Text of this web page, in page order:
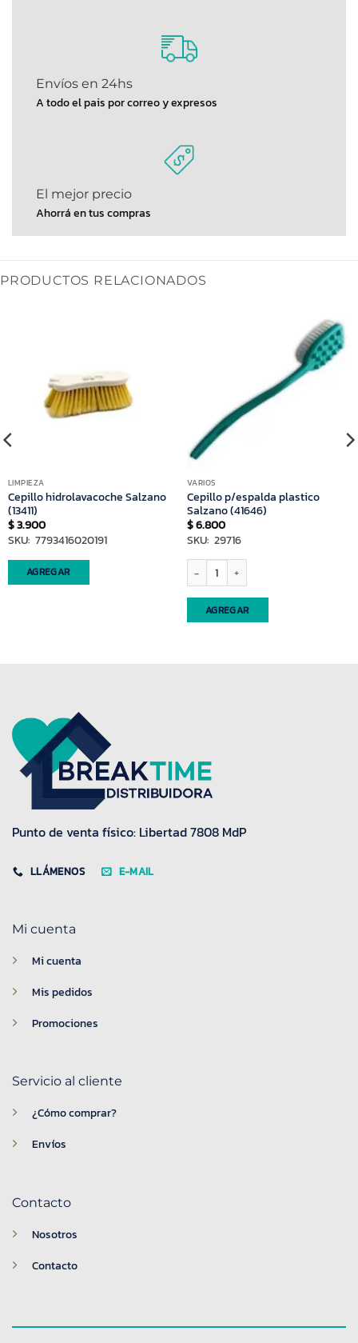
Envíos en 24hs
A todo el pais por correo y expresos
El mejor precio
Ahorrá en tus compras
PRODUCTOS RELACIONADOS
LIMPIEZA
Cepillo hidrolavacoche Salzano
(13411)
$3.900
SKU: 7793416020191
AGREGAR
VARIOS
Cepillo p/espalda plastico
Salzano (41646)
$6.800
SKU: 29716
Cepillo p/espalda plastico Salzano
AGREGAR
cantidad
Punto de venta físico: Libertad 7808 MdP
LLÁMENOS E-MAIL
Mi cuenta
Mi cuenta
Mis pedidos
Promociones
Servicio al cliente
¿Cómo comprar?
Envíos
Contacto
Nosotros
Contacto